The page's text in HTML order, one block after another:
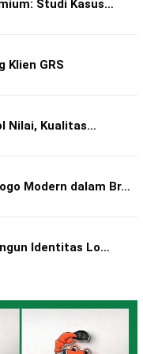
Studi Kasus…
Klien GRS
Nilai, Kualitas…
Modern dalam Br…
Identitas Lo…